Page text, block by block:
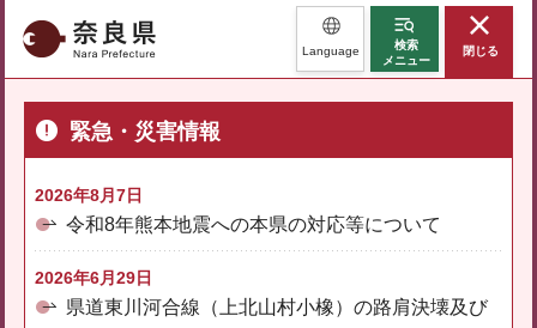
奈良県 Language
検索
メニュー
閉じる
緊急・災害情報
2026年8月7日
令和8年熊本地震への本県の対応等について
2026年6月29日
県道東川河合線（上北山村小橡）の路肩決壊及び